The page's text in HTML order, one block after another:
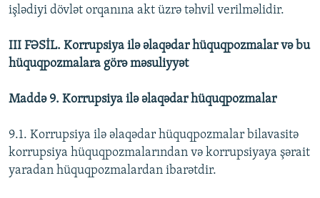
işlədiyi dövlət orqanına akt üzrə təhvil verilməlidir.
III FƏSİL. Korrupsiya ilə əlaqədar hüquqpozmalar və bu
hüquqpozmalara görə məsuliyyət
Maddə 9. Korrupsiya ilə əlaqədar hüquqpozmalar
9.1. Korrupsiya ilə əlaqədar hüquqpozmalar bilavasitə
korrupsiya hüquqpozmalarından və korrupsiyaya şərait
yaradan hüquqpozmalardan ibarətdir.